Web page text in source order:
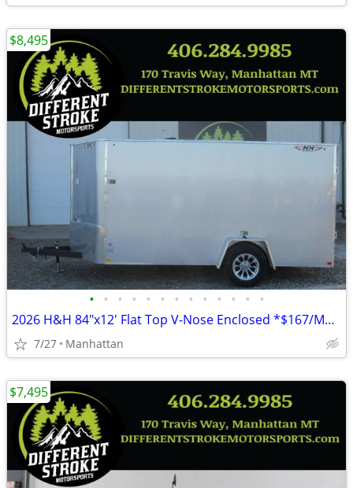
• • • • • • • • • • • • •
2026 H&H 84"x12' Flat Top V-Nose Enclosed *$167/Month OAC $0 Down*
7/27 Manhattan
$8,495
$7,495